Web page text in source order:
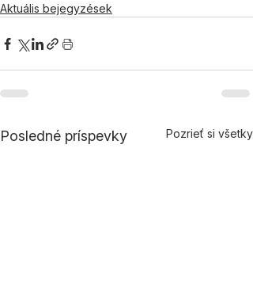
Aktuális bejegyzések
Posledné príspevky Pozrieť si všetky